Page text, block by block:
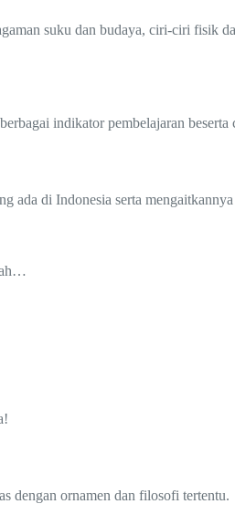
suku dan budaya, ciri-ciri fisik
indikator pembelajaran beserta
ada di Indonesia serta
dengan ornamen dan filosofi tertentu.